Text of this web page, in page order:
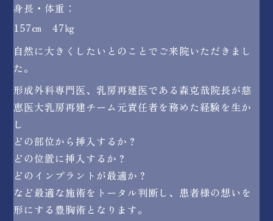
身長・体重：
157㎝ 47㎏
自然に大きくしたいとのことでご来院いただきまし
た。
形成外科専門医、乳房再建医である森克哉院長が慈
恵医大乳房再建チーム元責任者を務めた経験を生か
し
どの部位から挿入するか？
どの位置に挿入するか？
どのインプラントが最適か？
など最適な施術をトータル判断し、患者様の想いを
形にする豊胸術となります。